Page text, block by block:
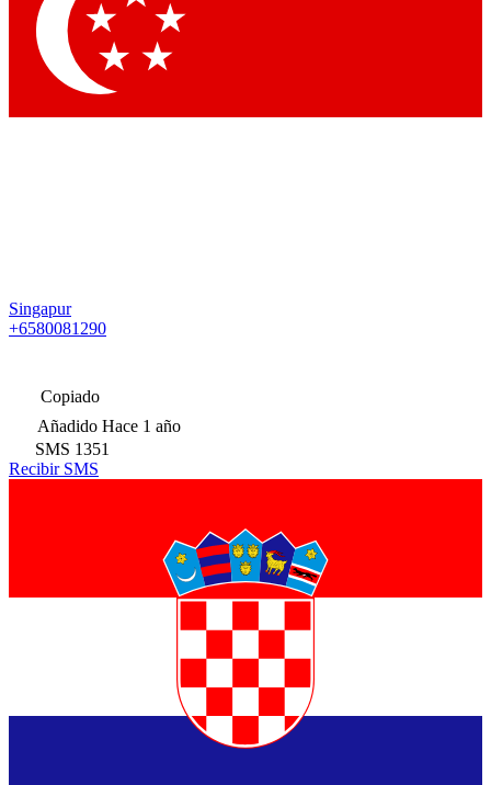
Singapur
+6580081290
Copiado
Añadido Hace 1 año
SMS 1351
Recibir SMS